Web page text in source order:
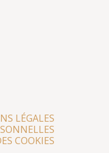
LÉGALES
COOKIES